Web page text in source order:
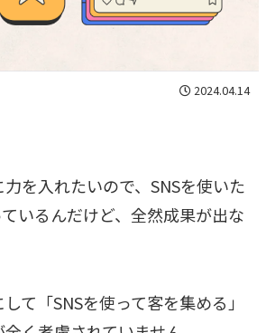
2024.04.14
を入れたいので、SNSを使いた
いるんだけど、全然成果が出な
て「SNSを使って客を集める」